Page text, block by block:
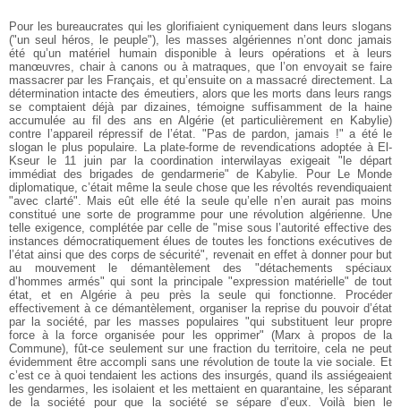
Pour les bureaucrates qui les glorifiaient cyniquement dans leurs slogans
("un seul héros, le peuple"), les masses algériennes n’ont donc jamais
été qu’un matériel humain disponible à leurs opérations et à leurs
manœuvres, chair à canons ou à matraques, que l’on envoyait se faire
massacrer par les Français, et qu’ensuite on a massacré directement. La
détermination intacte des émeutiers, alors que les morts dans leurs rangs
se comptaient déjà par dizaines, témoigne suffisamment de la haine
accumulée au fil des ans en Algérie (et particulièrement en Kabylie)
contre l’appareil répressif de l’état. "Pas de pardon, jamais !" a été le
slogan le plus populaire. La plate-forme de revendications adoptée à El-
Kseur le 11 juin par la coordination interwilayas exigeait "le départ
immédiat des brigades de gendarmerie" de Kabylie. Pour Le Monde
diplomatique, c’était même la seule chose que les révoltés revendiquaient
"avec clarté". Mais eût elle été la seule qu’elle n’en aurait pas moins
constitué une sorte de programme pour une révolution algérienne. Une
telle exigence, complétée par celle de "mise sous l’autorité effective des
instances démocratiquement élues de toutes les fonctions exécutives de
l’état ainsi que des corps de sécurité", revenait en effet à donner pour but
au mouvement le démantèlement des "détachements spéciaux
d’hommes armés" qui sont la principale "expression matérielle" de tout
état, et en Algérie à peu près la seule qui fonctionne. Procéder
effectivement à ce démantèlement, organiser la reprise du pouvoir d’état
par la société, par les masses populaires "qui substituent leur propre
force à la force organisée pour les opprimer" (Marx à propos de la
Commune), fût-ce seulement sur une fraction du territoire, cela ne peut
évidemment être accompli sans une révolution de toute la vie sociale. Et
c’est ce à quoi tendaient les actions des insurgés, quand ils assiégeaient
les gendarmes, les isolaient et les mettaient en quarantaine, les séparant
de la société pour que la société se sépare d’eux. Voilà bien le